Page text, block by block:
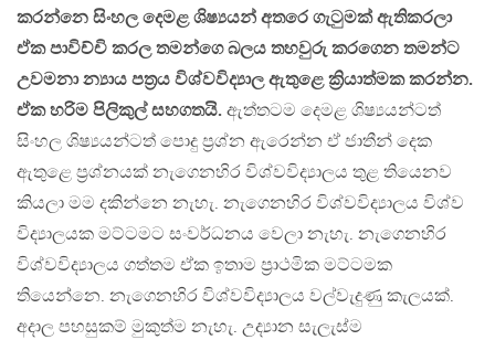
කරන්නෙ සිංහල දෙමළ ශිෂ්‍යයන් අතරෙ ගැටුමක් ඇතිකරලා
ඒක පාවිච්චි කරල තමන්ගෙ බලය තහවුරු කරගෙන තමන්ට
උවමනා න්‍යාය පත්‍රය විශ්වවිද්‍යාල ඇතුළෙ ක්‍රියාත්මක කරන්න.
ඒක හරිම පිලිකුල් සහගතයි. ඇත්තටම දෙමළ ශිෂ්‍යයන්ටත්
සිංහල ශිෂ්‍යයන්ටත් පොදු ප්‍රශ්න ඇරෙන්න ඒ ජාතීන් දෙක
ඇතුළෙ ප්‍රශ්නයක් නැගෙනහිර විශ්වවිද්‍යාලය තුළ තියෙනව
කියලා මම දකින්නෙ නැහැ. නැගෙනහිර විශ්වවිද්‍යාලය විශ්ව
විද්‍යාලයක මට්ටමට සංවර්ධනය වෙලා නැහැ. නැගෙනහිර
විශ්වවිද්‍යාලය ගත්තම ඒක ඉතාම ප්‍රාථමික මට්ටමක
තියෙන්නෙ. නැගෙනහිර විශ්වවිද්‍යාලය වල්වැදුණු කැලයක්.
අදාල පහසුකම් මුකුත්ම නැහැ. උද්‍යාන සැලැස්ම